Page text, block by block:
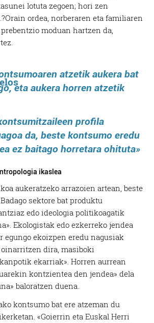
lotuta zegoen; hori zen
ordea, norberaren eta familiaren
moduan hartzen da,
atzetik aukera bat
eta aukera horren atzetik
profila
da, beste kontsumo eredu
ez baitago horretara ohituta»
ikaslea
aukeratzeko arrazoien artean, beste
sektore bat produktu
edo ideologia politikoagatik
Ekologistak edo ezkerreko jendea
egungo ekoizpen eredu nagusiak
dira, masiboki
ekarriak». Horren aurrean
kontzientea den jendea» dela
baloratzen duena.
kontsumo bat ere atzeman du
«Goierrin eta Euskal Herri